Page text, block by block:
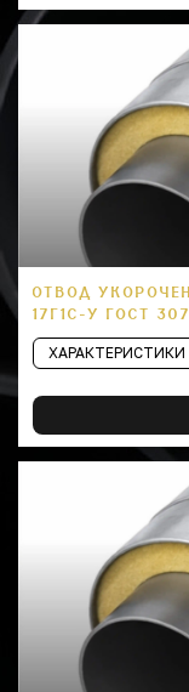
ОТВОД
17Г1С-У ГОСТ
ХАРАКТЕРИСТИКИ